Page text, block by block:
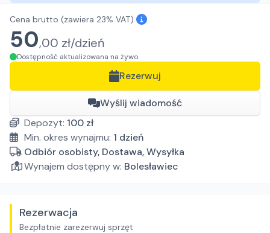
Cena brutto (zawiera 23% VAT)
50,00 zł/dzień
Dostępność aktualizowana na żywo
Rezerwuj
Wyślij wiadomość
Depozyt: 100 zł
Min. okres wynajmu: 1 dzień
Odbiór osobisty, Dostawa, Wysyłka
Wynajem dostępny w: Bolesławiec
Rezerwacja
Bezpłatnie zarezerwuj sprzęt